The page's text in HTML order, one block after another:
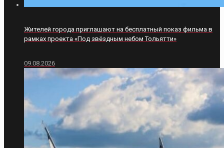
Жителей города приглашают на бесплатный показ фильма в
рамках проекта «Под звёздным небом Тольятти»
09.08.2026